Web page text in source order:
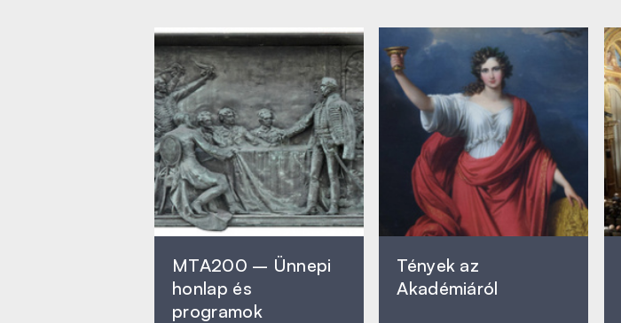
MTA200 – Ünnepi
honlap és
programok
Tények az
Akadémiáról